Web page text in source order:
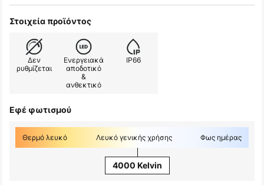
Στοιχεία προϊόντος
Δεν
ρυθμίζεται
Ενεργειακά
αποδοτικό
&
ανθεκτικό
IP66
Εφέ φωτισμού
Θερμό λευκό Λευκό γενικής χρήσης Φως ημέρας
4000 Kelvin